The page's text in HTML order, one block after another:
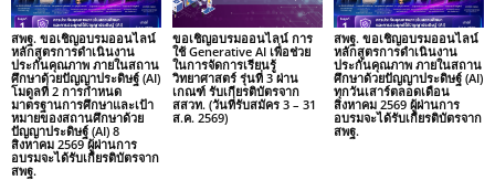
สพฐ. ขอเชิญอบรมออนไลน์
หลักสูตรการดำเนินงาน
ประกันคุณภาพ ภายในสถาน
ศึกษาด้วยปัญญาประดิษฐ์ (AI)
โมดูลที่ 2 การกำหนด
มาตรฐานการศึกษาและเป้า
หมายของสถานศึกษาด้วย
ปัญญาประดิษฐ์ (AI) 8
สิงหาคม 2569 ผู้ผ่านการ
อบรมจะได้รับเกียรติบัตรจาก
สพฐ.
ขอเชิญอบรมออนไลน์ การ
ใช้ Generative AI เพื่อช่วย
ในการจัดการเรียนรู้
วิทยาศาสตร์ รุ่นที่ 3 ผ่าน
เกณฑ์ รับเกียรติบัตรจาก
สสวท. (วันที่รับสมัคร 3 – 31
ส.ค. 2569)
สพฐ. ขอเชิญอบรมออนไลน์
หลักสูตรการดำเนินงาน
ประกันคุณภาพ ภายในสถาน
ศึกษาด้วยปัญญาประดิษฐ์ (AI)
ทุกวันเสาร์ตลอดเดือน
สิงหาคม 2569 ผู้ผ่านการ
อบรมจะได้รับเกียรติบัตรจาก
สพฐ.